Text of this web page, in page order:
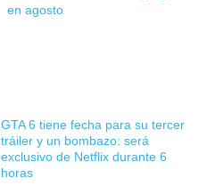
en agosto
GTA 6 tiene fecha para su tercer
tráiler y un bombazo: será
exclusivo de Netflix durante 6
horas